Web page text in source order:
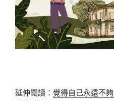
延伸閱讀： 覺得自己永遠不